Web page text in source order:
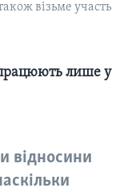
візьме участь
лише у
відносини